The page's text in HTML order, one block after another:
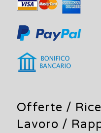
Offerte /
Lavoro /